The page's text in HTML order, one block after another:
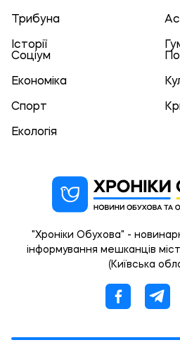
Трибуна
Історії
Соціум
Економіка
Спорт
Екологія
"Хроніки Обухова" -
інформування мешканців
(Київська